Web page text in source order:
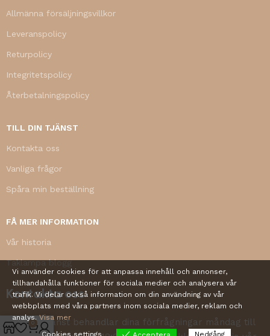
Allmänna försäljningsvillkor
Leveranspolicy
Returpolicy
Integritetspolicy
Återbetalningspolicy
TILL DIN TJÄNST
Kontakta oss
Vanliga frågor
Spåra min beställning
FÅ MER INFORMATION
Vår historia
Taklampa blogg
Kontakta oss
Vår kundtjänst behandlar dina förfrågningar måndag till
Vi använder cookies för att anpassa innehåll och annonser,
tillhandahålla funktioner för sociala medier och analysera vår
trafik. Vi delar också information om din användning av vår
webbplats med våra partners inom sociala medier, reklam och
analys.Visa mer
Cookies settings
Nedgång
0